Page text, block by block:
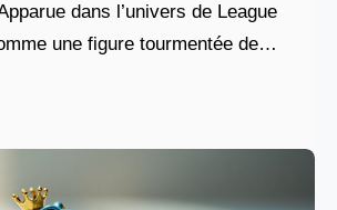
dans l’univers de League
une figure tourmentée de